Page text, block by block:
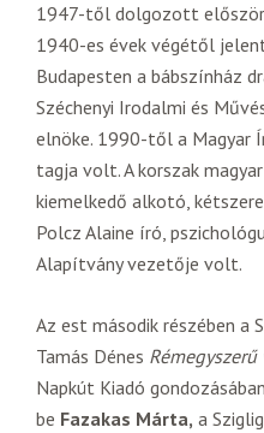
1947-től dolgozott először
1940-es évek végétől
Budapesten a bábszínház
Széchenyi Irodalmi és
elnöke. 1990-től a Magyar
tagja volt. A korszak
kiemelkedő alkotó,
Polcz Alaine író,
Alapítvány vezetője volt.
Az est második részében a
Tamás Dénes Rémegyszerű
Napkút Kiadó
be Fazakas Márta, a